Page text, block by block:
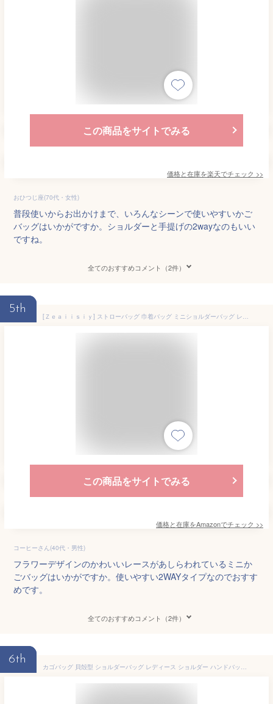
この商品をサイトでみる
価格と在庫を楽天でチェック >>
おひつじ座(70代・女性)
普段使いからお出かけまで、いろんなシーンで使いやすいかご
バッグはいかがですか。ショルダーと手提げの2wayなのもいい
ですね。
全てのおすすめコメント（2件）
5th
[Ｚｅａｉｉｓｉｙ] ストローバッグ 巾着バッグ ミニショルダーバッグ レディース 軽い 夏 かわいい（花）
この商品をサイトでみる
価格と在庫をAmazonでチェック >>
コーヒーさん(40代・男性)
フラワーデザインのかわいいレースがあしらわれているミニか
ごバッグはいかがですか。使いやすい2WAYタイプなのでおすす
めです。
全てのおすすめコメント（2件）
6th
カゴバッグ 貝殻型 ショルダーバッグ レディース ショルダー ハンドバッグ 丸型 カゴバッグ ミニショルダー かわいい おしゃれ 裏地あり 【貝殻型の可愛いカゴバッグ】